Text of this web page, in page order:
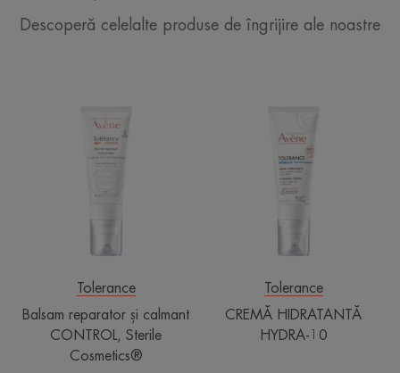
Descoperă celelalte produse de îngrijire ale noastre
reparator
și
calmant
Tolerance
Balsam reparator și calmant
CONTROL, Sterile
Cosmetics®
HYDRA-
10
Tolerance
CREMĂ HIDRATANTĂ
HYDRA-10